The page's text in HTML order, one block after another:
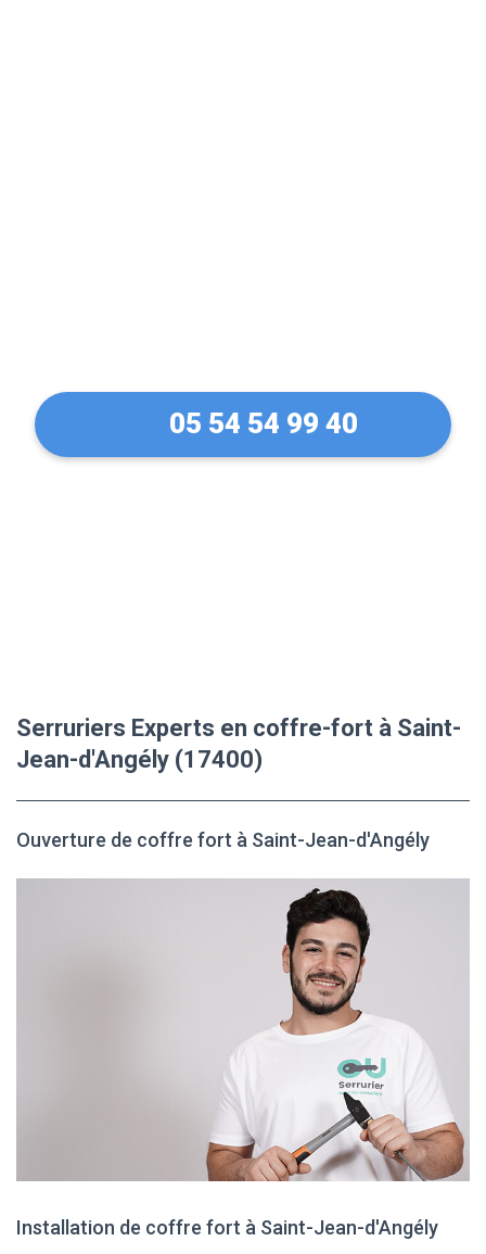
05 54 54 99 40
Serruriers Experts en coffre-fort à Saint-
Jean-d'Angély (17400)
Ouverture de coffre fort à Saint-Jean-d'Angély
Installation de coffre fort à Saint-Jean-d'Angély